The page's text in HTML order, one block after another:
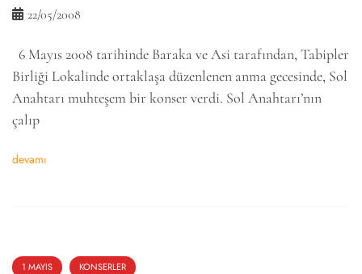
22/05/2008
6 Mayıs 2008 tarihinde Baraka ve Asi tarafından, Tabipler
Birliği Lokalinde ortaklaşa düzenlenen anma gecesinde, Sol
Anahtarı muhteşem bir konser verdi. Sol Anahtarı’nın
çalıp
devamı
1 MAYIS KONSERLER